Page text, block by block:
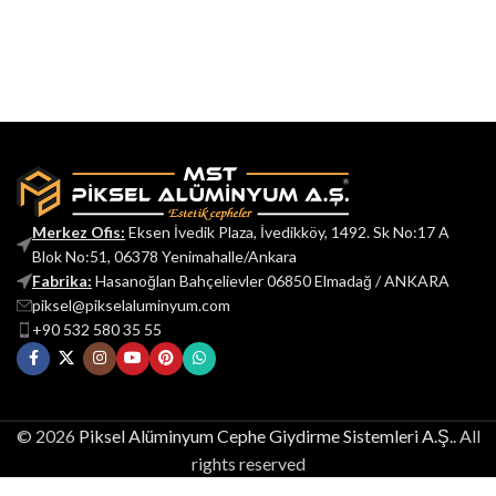
Merkez Ofis: Eksen İvedik Plaza, İvedikköy, 1492. Sk No:17 A
Blok No:51, 06378 Yenimahalle/Ankara
Fabrika: Hasanoğlan Bahçelievler 06850 Elmadağ / ANKARA
piksel@pikselaluminyum.com
+90 532 580 35 55
© 2026 Piksel Alüminyum Cephe Giydirme Sistemleri A.Ş. . All
rights reserved